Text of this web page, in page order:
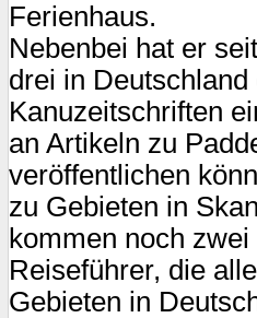
Ferienhaus.
Nebenbei hat er
drei in
Kanuzeitschriften
an Artikeln zu
veröffentlichen
zu Gebieten in
kommen noch zwei
Reiseführer, die
Gebieten in